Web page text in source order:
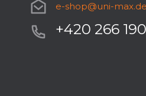
e-shop@uni-max.de
+420 266